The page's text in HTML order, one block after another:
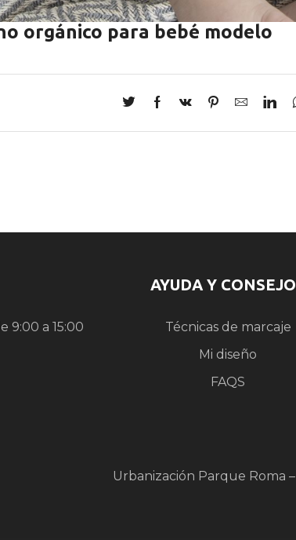
orgánico para bebé modelo
9:00 a 15:00
AYUDA Y
Técnicas de marcaje
Mi diseño
FAQS
Urbanización Parque Roma